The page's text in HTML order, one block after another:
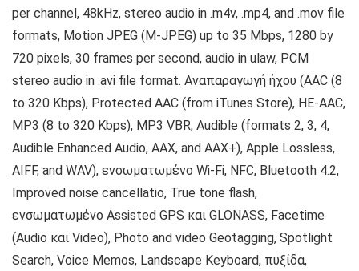
per channel, 48kHz, stereo audio in .m4v, .mp4, and .mov file
formats, Motion JPEG (M-JPEG) up to 35 Mbps, 1280 by
720 pixels, 30 frames per second, audio in ulaw, PCM
stereo audio in .avi file format. Αναπαραγωγή ήχου (AAC (8
to 320 Kbps), Protected AAC (from iTunes Store), HE-AAC,
MP3 (8 to 320 Kbps), MP3 VBR, Audible (formats 2, 3, 4,
Audible Enhanced Audio, AAX, and AAX+), Apple Lossless,
AIFF, and WAV), ενσωματωμένο Wi-Fi, NFC, Bluetooth 4.2,
Improved noise cancellatio, True tone flash,
ενσωματωμένο Assisted GPS και GLONASS, Facetime
(Audio και Video), Photo and video Geotagging, Spotlight
Search, Voice Memos, Landscape Keyboard, πυξίδα,